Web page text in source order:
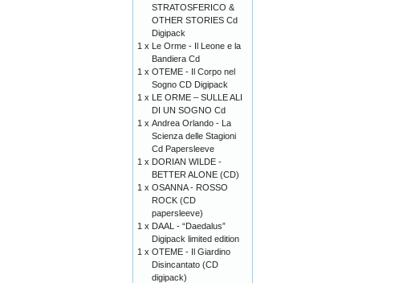
STRATOSFERICO &
OTHER STORIES Cd
Digipack
1 x Le Orme - Il Leone e la
Bandiera Cd
1 x OTEME - Il Corpo nel
Sogno CD Digipack
1 x LE ORME – SULLE ALI
DI UN SOGNO Cd
1 x Andrea Orlando - La
Scienza delle Stagioni
Cd Papersleeve
1 x DORIAN WILDE -
BETTER ALONE (CD)
1 x OSANNA - ROSSO
ROCK (CD
papersleeve)
1 x DAAL - “Daedalus”
Digipack limited edition
1 x OTEME - Il Giardino
Disincantato (CD
digipack)